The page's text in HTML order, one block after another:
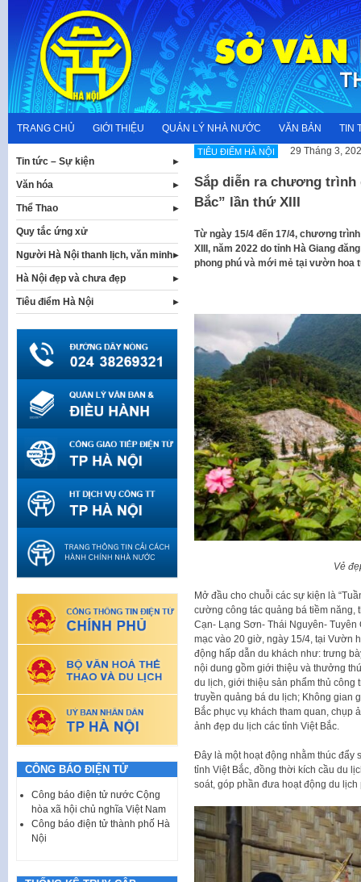
content
TRANG CHỦ GIỚI THIỆU QUẢN LÝ NHÀ NƯỚC VĂN BẢN TIN
TIÊU ĐIỂM HÀ NỘI 29 Tháng 3,
Sắp diễn ra chương trình
Bắc” lần thứ XIII
Từ ngày 15/4 đến 17/4, chương
XIII, năm 2022 do tỉnh Hà Giang
phong phú và mới mẻ tại vườn hoa
Vẻ
Mở đầu cho chuỗi các sự kiện là
cường công tác quảng bá tiềm năng,
Cạn- Lạng Sơn- Thái Nguyên-
mạc vào 20 giờ, ngày 15/4, tại Vườn
động hấp dẫn du khách như: trưng
nội dung gồm giới thiệu và thưởng
du lịch, giới thiệu sản phẩm thủ công
truyền quảng bá du lịch; Không gian
Bắc phục vụ khách tham quan, chụp
ảnh đẹp du lịch các tỉnh Việt Bắc.
Đây là một hoạt động nhằm thúc đẩy
tỉnh Việt Bắc, đồng thời kích cầu du
soát, góp phần đưa hoạt động du
Tin tức – Sự kiện
Văn hóa
Thể Thao
Quy tắc ứng xử
Người Hà Nội thanh lịch, văn minh
Hà Nội đẹp và chưa đẹp
Tiêu điểm Hà Nội
CÔNG BÁO ĐIỆN TỬ
Công báo điện tử nước Cộng
hòa xã hội chủ nghĩa Việt Nam
Công báo điện tử thành phố Hà
Nội